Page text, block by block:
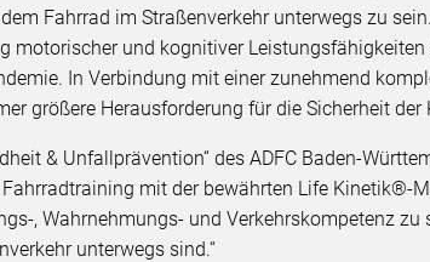
Fahrrad im Straßenverkehr unterwegs zu
motorischer und kognitiver Leistungsfähigkeiten
In Verbindung mit einer zunehmend
größere Herausforderung für die Sicherheit der
& Unfallprävention“ des ADFC Baden-
mit der bewährten Life Kinetik®-
, Wahrnehmungs- und Verkehrskompetenz zu
unterwegs sind.“